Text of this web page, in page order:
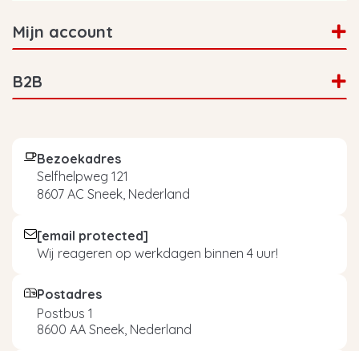
Mijn account
B2B
Bezoekadres
Selfhelpweg 121
8607 AC Sneek, Nederland
[email protected]
Wij reageren op werkdagen binnen 4 uur!
Postadres
Postbus 1
8600 AA Sneek, Nederland